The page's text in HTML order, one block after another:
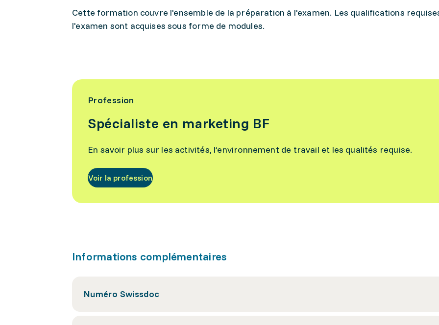
Cette formation couvre l'ensemble de la préparation à l'examen. Les qualifications
l'examen sont acquises sous forme de modules.
Profession
Spécialiste en marketing BF
En savoir plus sur les activités, l’environnement de travail et les qualités requise.
Voir la profession
Informations complémentaires
Numéro Swissdoc